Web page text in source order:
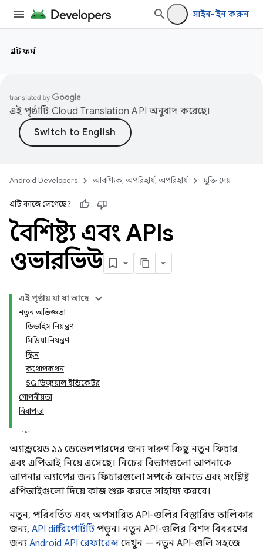
সাইন-ইন করুন
প্ল্যাটফর্ম
এই পৃষ্ঠাটি Cloud Translation API অনুবাদ করেছে।
Android Developers আবশ্যিক, অপরিহার্য, অপরিহার্য মুক্তি দেয়
এটি কাজে লেগেছে?
বৈশিষ্ট্য এবং APIs
ওভারভিউ
এই পৃষ্ঠায় যা যা আছে
নতুন অভিজ্ঞতা
ডিভাইস নিয়ন্ত্রণ
মিডিয়া নিয়ন্ত্রণ
স্ক্রিন
কথোপকথন
5G ভিজ্যুয়াল ইন্ডিকেটর
গোপনীয়তা
নিরাপত্তা
অ্যান্ড্রয়েড ১১ ডেভেলপারদের জন্য দারুণ কিছু নতুন ফিচার
এবং এপিআই নিয়ে এসেছে। নিচের বিভাগগুলো আপনাকে
আপনার অ্যাপের জন্য ফিচারগুলো সম্পর্কে জানতে এবং সংশ্লিষ্ট
এপিআইগুলো দিয়ে কাজ শুরু করতে সাহায্য করবে।
নতুন, পরিবর্তিত এবং অপসারিত API-গুলির বিস্তারিত তালিকার
জন্য, API diff রিপোর্টটি পড়ুন। নতুন API-গুলির বিশদ বিবরণের
জন্য Android API রেফারেন্স দেখুন — নতুন API-গুলি সহজে